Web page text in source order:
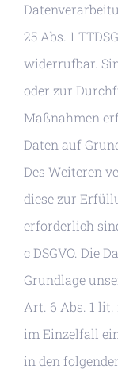
25 Abs. 1
widerrufbar.
oder zur
Maßnahmen
Daten auf
Des Weiteren
diese zur
erforderlich
c DSGVO. Die
Grundlage
Art. 6 Abs. 1 lit.
im Einzelfall
in den